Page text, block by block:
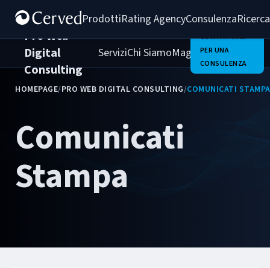
ProdottiRating AgencyConsulenza
Pro Web
Digital
Consulting
ServiziChi SiamoMagazineClienti
CONTATTACI
PER UNA
CONSULENZA
HOMEPAGE/PRO WEB DIGITAL CONSULTING/COMUNICATI STAMPA
Comunicati
Stampa